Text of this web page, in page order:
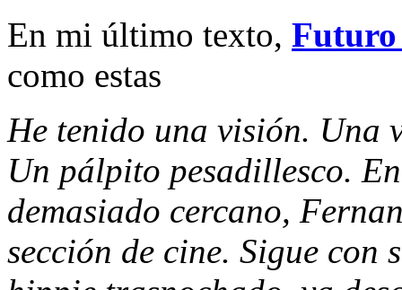
En mi último texto, Futuro
como estas
He tenido una visión. Una
Un pálpito pesadillesco.
demasiado cercano,
sección de cine. Sigue con